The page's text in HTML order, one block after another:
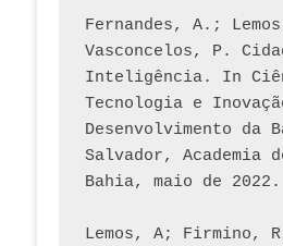
Fernandes, A.;
Vasconcelos, P.
Inteligência. In
Tecnologia e
Desenvolvimento da
Salvador, Academia
Bahia, maio de 2022.
Lemos, A; Firmino,